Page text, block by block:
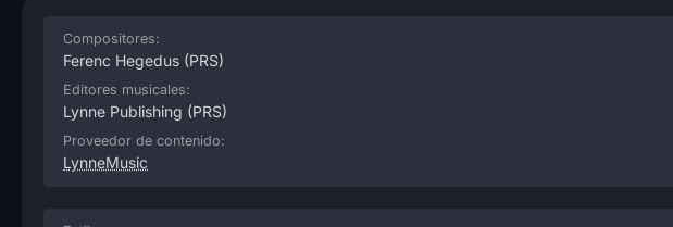
Compositores:
Ferenc Hegedus (PRS)
Editores musicales:
Lynne Publishing (PRS)
Proveedor de contenido:
LynneMusic